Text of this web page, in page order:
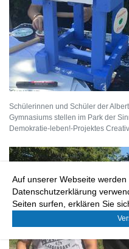
Auf unserer Webseite
Datenschutzerklärung
Seiten surfen, erklären Sie
Schülerinnen und Schüler der
Gymnasiums stellen im Park der
Demokratie-leben!-Projektes